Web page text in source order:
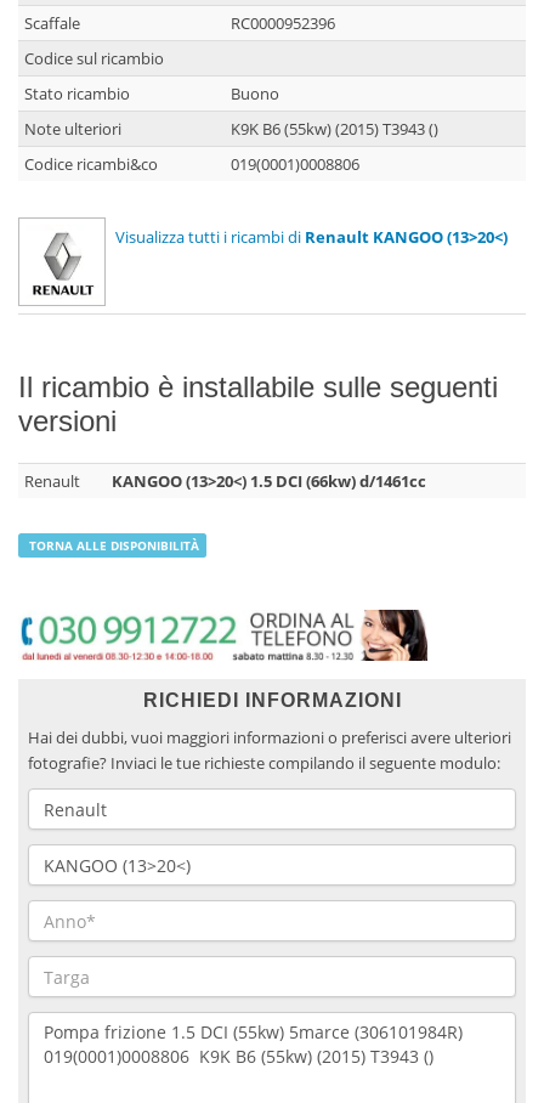
Scaffale
RC0000952396
Codice sul ricambio
Stato ricambio
Buono
Note ulteriori
K9K B6 (55kw) (2015) T3943 ()
Codice ricambi&co
019(0001)0008806
Visualizza tutti i ricambi di Renault KANGOO (13>20<)
Il ricambio è installabile sulle seguenti
versioni
Renault KANGOO (13>20<) 1.5 DCI (66kw) d/1461cc
TORNA ALLE DISPONIBILITÀ
RICHIEDI INFORMAZIONI
Hai dei dubbi, vuoi maggiori informazioni o preferisci avere ulteriori
fotografie? Inviaci le tue richieste compilando il seguente modulo: